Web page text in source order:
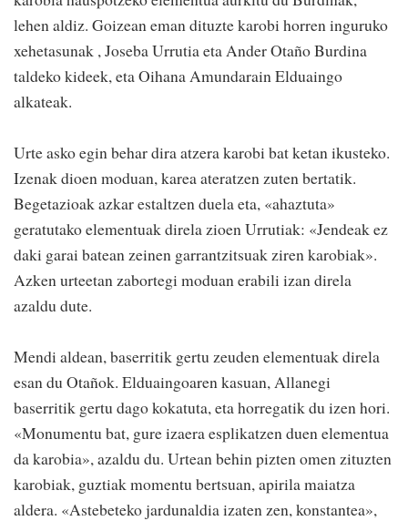
lehen aldiz. Goizean eman dituzte karobi horren inguruko
xehetasunak , Joseba Urrutia eta Ander Otaño Burdina
taldeko kideek, eta Oihana Amundarain Elduaingo
alkateak.
Urte asko egin behar dira atzera karobi bat ketan ikusteko.
Izenak dioen moduan, karea ateratzen zuten bertatik.
Begetazioak azkar estaltzen duela eta, «ahaztuta»
geratutako elementuak direla zioen Urrutiak: «Jendeak ez
daki garai batean zeinen garrantzitsuak ziren karobiak».
Azken urteetan zabortegi moduan erabili izan direla
azaldu dute.
Mendi aldean, baserritik gertu zeuden elementuak direla
esan du Otañok. Elduaingoaren kasuan, Allanegi
baserritik gertu dago kokatuta, eta horregatik du izen hori.
«Monumentu bat, gure izaera esplikatzen duen elementua
da karobia», azaldu du. Urtean behin pizten omen zituzten
karobiak, guztiak momentu bertsuan, apirila maiatza
aldera. «Astebeteko jardunaldia izaten zen, konstantea»,